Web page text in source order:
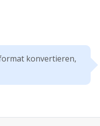
konvertieren,